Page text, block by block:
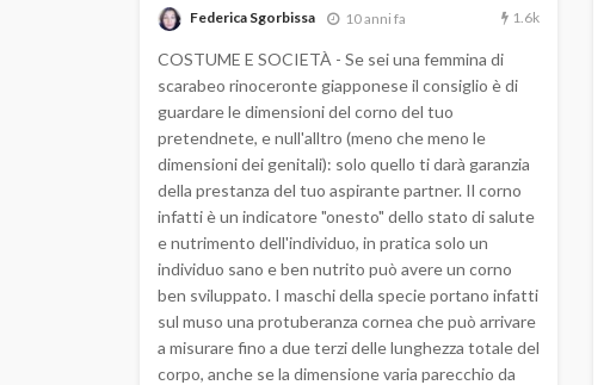
Federica Sgorbissa 10 anni fa 1.6k
COSTUME E SOCIETÀ - Se sei una femmina di
scarabeo rinoceronte giapponese il consiglio è di
guardare le dimensioni del corno del tuo
pretendnete, e null'alltro (meno che meno le
dimensioni dei genitali): solo quello ti darà garanzia
della prestanza del tuo aspirante partner. Il corno
infatti è un indicatore "onesto" dello stato di salute
e nutrimento dell'individuo, in pratica solo un
individuo sano e ben nutrito può avere un corno
ben sviluppato. I maschi della specie portano infatti
sul muso una protuberanza cornea che può arrivare
a misurare fino a due terzi delle lunghezza totale del
corpo, anche se la dimensione varia parecchio da